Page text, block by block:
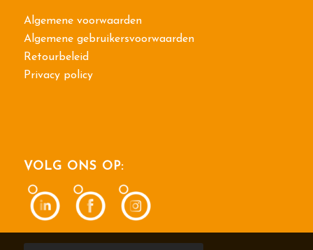
Algemene voorwaarden
Algemene gebruikersvoorwaarden
Retourbeleid
Privacy policy
VOLG ONS OP: